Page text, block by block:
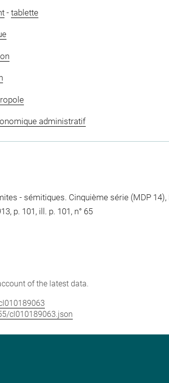
- tablette
administratif
- sémitiques. Cinquième série (MDP
p. 101, ill. p. 101, n° 65
of the latest data.
cl010189063.json